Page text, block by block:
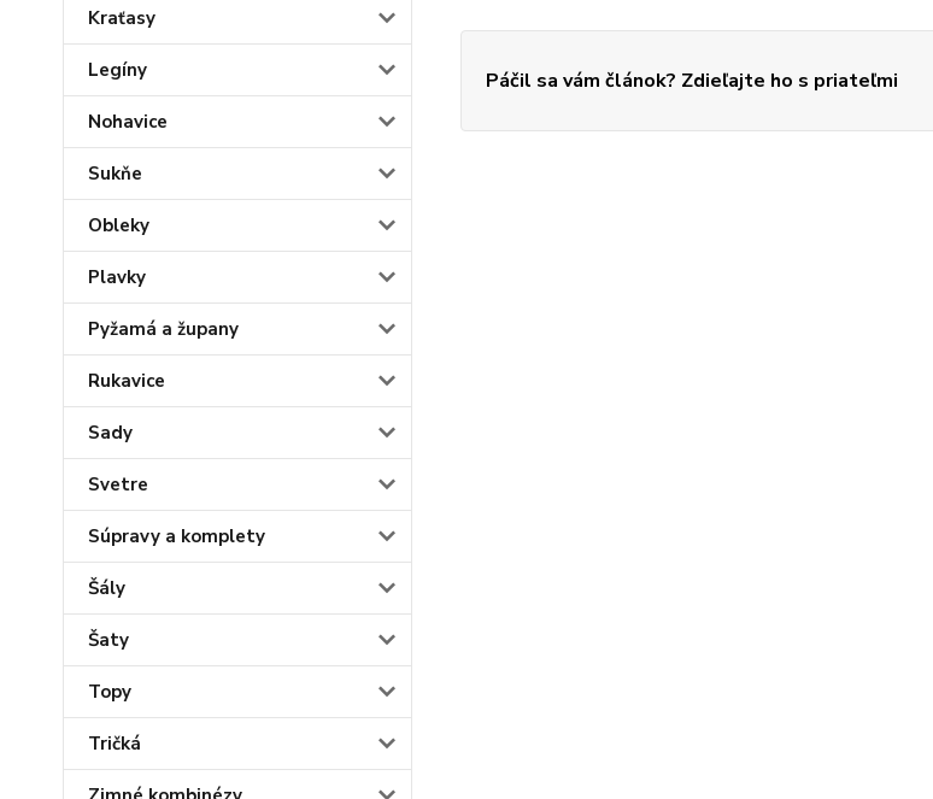
Kraťasy
Legíny
Nohavice
Sukňe
Obleky
Plavky
Pyžamá a župany
Rukavice
Sady
Svetre
Súpravy a komplety
Šály
Šaty
Topy
Tričká
Páčil sa vám článok? Zdieľajte ho s priateľmi